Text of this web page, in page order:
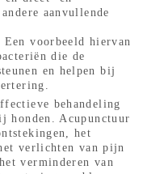
aanvullende
voorbeeld hiervan
die de
en helpen bij
behandeling
honden. Acupunctuur
het
verlichten van pijn
verminderen van